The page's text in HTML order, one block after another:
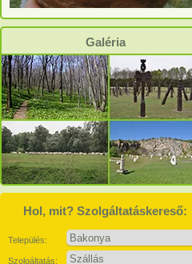
Galéria
Hol, mit? Szolgáltatáskereső:
Település:
Szolgáltatás: